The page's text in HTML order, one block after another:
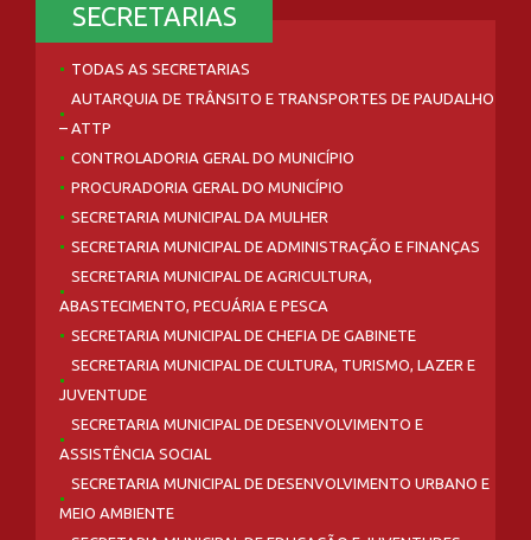
SECRETARIAS
TODAS AS SECRETARIAS
AUTARQUIA DE TRÂNSITO E TRANSPORTES DE PAUDALHO
– ATTP
CONTROLADORIA GERAL DO MUNICÍPIO
PROCURADORIA GERAL DO MUNICÍPIO
SECRETARIA MUNICIPAL DA MULHER
SECRETARIA MUNICIPAL DE ADMINISTRAÇÃO E FINANÇAS
SECRETARIA MUNICIPAL DE AGRICULTURA,
ABASTECIMENTO, PECUÁRIA E PESCA
SECRETARIA MUNICIPAL DE CHEFIA DE GABINETE
SECRETARIA MUNICIPAL DE CULTURA, TURISMO, LAZER E
JUVENTUDE
SECRETARIA MUNICIPAL DE DESENVOLVIMENTO E
ASSISTÊNCIA SOCIAL
SECRETARIA MUNICIPAL DE DESENVOLVIMENTO URBANO E
MEIO AMBIENTE